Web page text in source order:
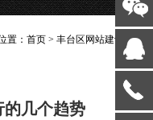
置：首页 >丰台区网站建设
的几个趋势